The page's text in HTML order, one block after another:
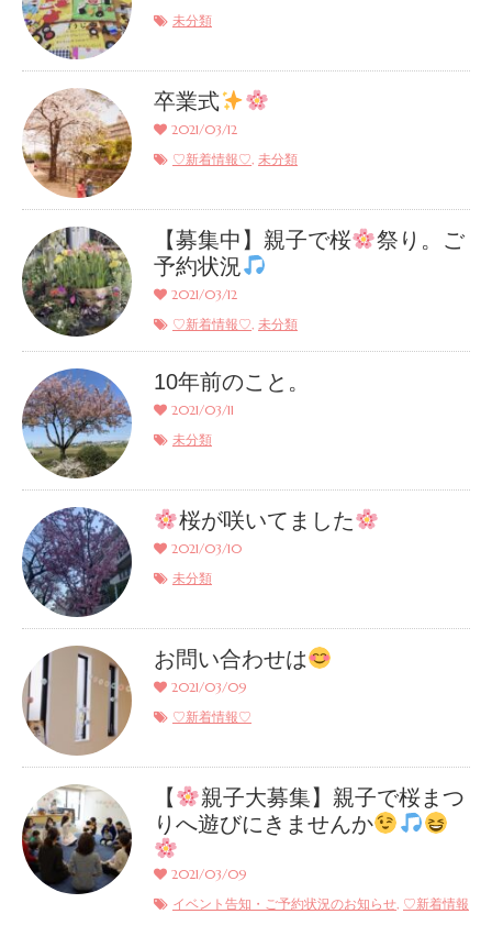
未分類
卒業式
2021/03/12
♡新着情報♡, 未分類
【募集中】親子で桜
祭り。ご
予約状況
2021/03/12
♡新着情報♡, 未分類
10年前のこと。
2021/03/11
未分類
桜が咲いてました
2021/03/10
未分類
お問い合わせは
2021/03/09
♡新着情報♡
【
親子大募集】親子で桜まつ
りへ遊びにきませんか
2021/03/09
イベント告知・ご予約状況のお知らせ, ♡新着情報